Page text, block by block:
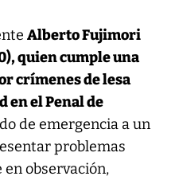
Alberto Fujimori
quien cumple una
crímenes de lesa
en el Penal de
de emergencia a un
problemas
observación,